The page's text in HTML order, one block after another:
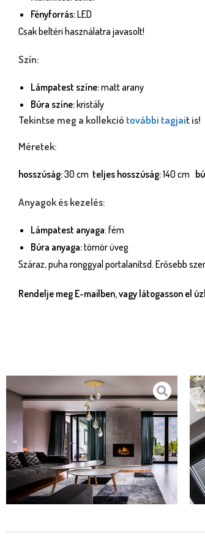
Fényforrás:LED
Csak beltéri használatra javasolt!
Szín:
Lámpatest színe:matt arany
Búra színe:kristály
Tekintse meg a kollekció további tagjait is!
Méretek:
hosszúság:30 cm teljes hosszúság:140 cm
Anyagok és kezelés:
Lámpatest anyaga: fém
Búra anyaga:tömör üveg
Száraz, puha ronggyal portalanítsd. Erősebb
Rendelje meg E-mailben, vagy látogasson el